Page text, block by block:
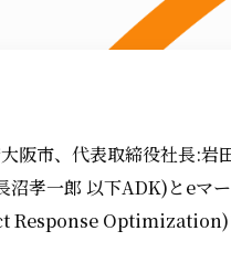
阪市、代表取締役社長:岩
沼孝一郎 以下ADK)とeマ
Response Optimization)